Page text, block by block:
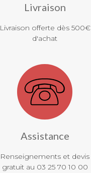
Livraison
Livraison offerte dès 500€
d'achat
Assistance
Renseignements et devis
gratuit au 03 25 70 10 00